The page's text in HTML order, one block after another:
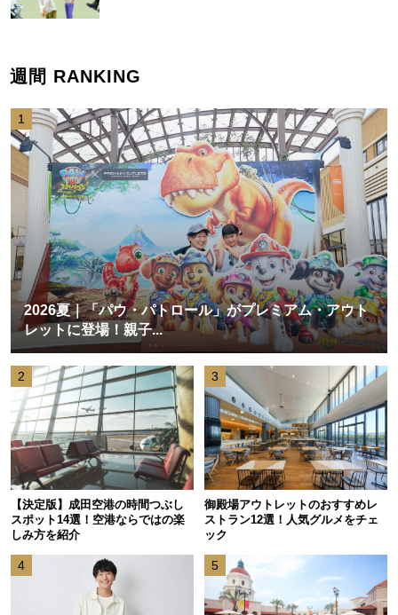
週間 RANKING
1
2026夏｜「パウ・パトロール」がプレミアム・アウト
レットに登場！親子...
2
【決定版】成田空港の時間つぶし
スポット14選！空港ならではの楽
しみ方を紹介
3
御殿場アウトレットのおすすめレ
ストラン12選！人気グルメをチェ
ック
4 5